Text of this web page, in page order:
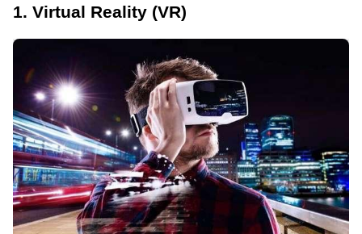
1. Virtual Reality (VR)